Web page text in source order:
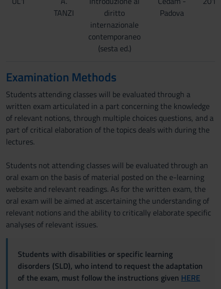
TANZI
diritto
internazionale
contemporaneo
(sesta ed.)
Padova
Examination Methods
Students attending classes will be evaluated through a
written exam articulated in a part concerning the knowledge
of relevant notions, through multiple choices questions, and a
part of critical elaboration of the topics deals with during the
lectures.
Students not attending classes will be evaluated through an
oral exam on the basis of material posted on the e-learning
website and relevant readings. As for the written exam, the
oral exam will be aimed at ascertaining the understanding of
relevant notions and the ability to critically elaborate specific
analyses of relevant issues.
Students with disabilities or specific learning
disorders (SLD), who intend to request the adaptation
of the exam, must follow the instructions given HERE